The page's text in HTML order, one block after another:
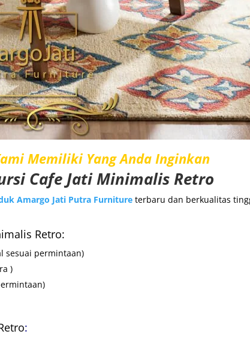
Memiliki Yang Anda Inginkan
Cafe Jati Minimalis Retro
Amargo Jati Putra Furniture terbaru dan berkualitas
Retro:
sesuai permintaan)
)
: